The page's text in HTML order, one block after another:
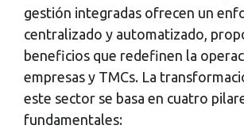
gestión integradas ofrecen un
centralizado y automatizado,
beneficios que redefinen la
empresas y TMCs. La
este sector se basa en cuatro
fundamentales: